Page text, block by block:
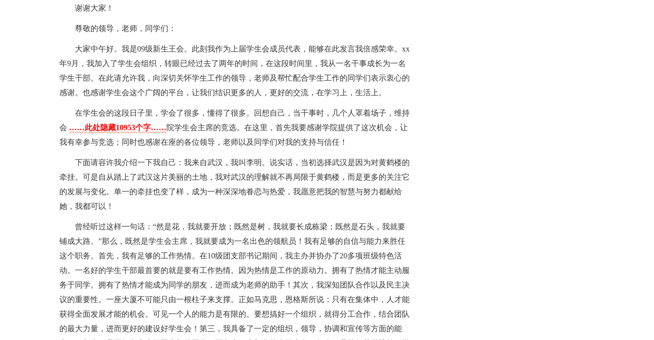
谢谢大家！
尊敬的领导，老师，同学们：
大家中午好。我是09级新生王会。此刻我作为上届学生会成员代表，能够在此发言我倍感荣幸。xx
年9月，我加入了学生会组织，转眼已经过去了两年的时间，在这段时间里，我从一名干事成长为一名
学生干部。在此请允许我，向深切关怀学生工作的领导，老师及帮忙配合学生工作的同学们表示衷心的
感谢。也感谢学生会这个广阔的平台，让我们结识更多的人，更好的交流，在学习上，生活上。
在学生会的这段日子里，学会了很多，懂得了很多。回想自己，当干事时，几个人罩着场子，维持
会 ……此处隐藏10953个字……院学生会主席的竞选。在这里，首先我要感谢学院提供了这次机会，让
我有幸参与竞选；同时也感谢在座的各位领导，老师以及同学们对我的支持与信任！
下面请容许我介绍一下我自己：我来自武汉，我叫李明。说实话，当初选择武汉是因为对黄鹤楼的
牵挂。可是自从踏上了武汉这片美丽的土地，我对武汉的理解就不再局限于黄鹤楼，而是更多的关注它
的发展与变化。单一的牵挂也变了样，成为一种深深地眷恋与热爱，我愿意把我的智慧与努力都献给
她，我都可以！
曾经听过这样一句话：“然是花，我就要开放；既然是树，我就要长成栋梁；既然是石头，我就要
铺成大路。”那么，既然是学生会主席，我就要成为一名出色的领航员！我有足够的自信与能力来胜任
这个职务。首先，我有足够的工作热情。在10级团支部书记期间，我主办并协办了20多项班级特色活
动。一名好的学生干部最首要的就是要有工作热情。因为热情是工作的原动力。拥有了热情才能主动服
务于同学。拥有了热情才能成为同学的朋友，进而成为老师的助手！其次，我深知团队合作以及民主决
议的重要性。一座大厦不可能只由一根柱子来支撑。正如马克思，恩格斯所说：只有在集体中，人才能
获得全面发展才能的机会。可见一个人的能力是有限的。要想搞好一个组织，就得分工合作，结合团队
的最大力量，进而更好的建设好学生会！第三，我具备了一定的组织，领导，协调和宣传等方面的能